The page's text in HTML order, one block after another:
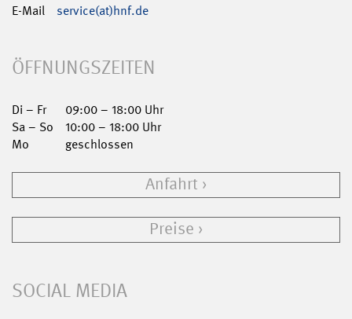
E-Mail
service(at)hnf.de
ÖFFNUNGSZEITEN
Di – Fr
09:00 – 18:00 Uhr
Sa – So
10:00 – 18:00 Uhr
Mo
geschlossen
Anfahrt
Preise
SOCIAL MEDIA